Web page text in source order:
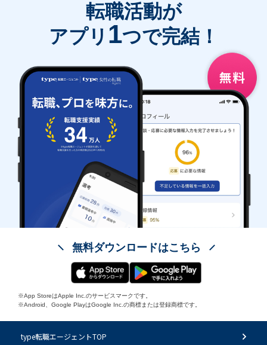
転職活動が
アプリ 1つで完結！
無料ダウンロードはこちら
※App StoreはApple Inc.のサービスマークです。
※Android、Google PlayはGoogle Inc.の商標または登録商標です。
type転職エージェントTOP